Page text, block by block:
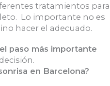
tratamientos para
Lo importante no es
hacer el adecuado.
paso más importante
en Barcelona?